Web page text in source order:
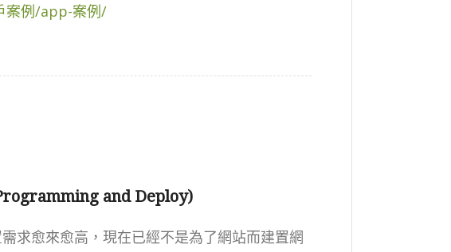
例/app-案例/
and Deploy)
求愈來愈高，現在已經不是為了網站而建置網